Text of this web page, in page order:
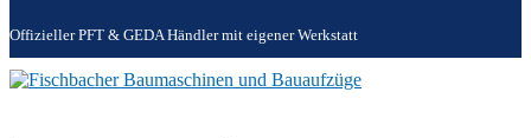
Offizieller PFT & GEDA Händler mit eigener Werkstatt